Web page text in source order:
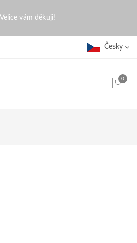
vám děkuji!
Česky
0